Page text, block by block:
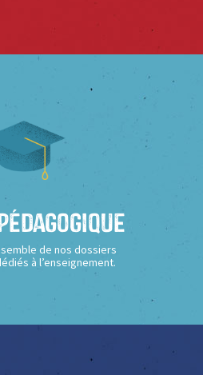
de nos dossiers
à l’enseignement.